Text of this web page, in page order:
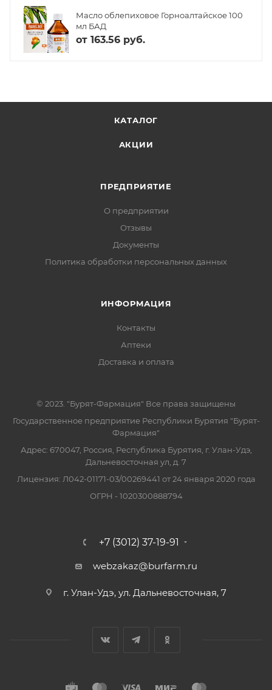
Масло облепиховое Горноалтайское 100
мл БАД
от 163.56 руб.
КАТАЛОГ
АКЦИИ
ПРЕДПРИЯТИЕ
О предприятии
Отзывы
Документы
Политика обработки персональных данных
ИНФОРМАЦИЯ
Контакты
Аптеки
Доставка и оплата
© 2023. "Бурят-Фармация" Все права защищены
Государственное предприятие Республики Бурятия "Бурят-
Фармация"
Адрес: 670047, Россия, Республика Бурятия, г. Улан-Удэ,
Дальневосточная ул, д. 7
Лицензия: Л042-01171-03/00269441 от 24 января 2020 года
ОГРН - 1020300888794
+7 (3012) 37-19-91
webzakaz@burfarm.ru
г. Улан-Удэ, ул. Дальневосточная, 7